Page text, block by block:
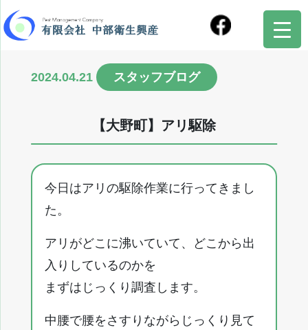
2024.04.21 スタッフブログ
【大野町】アリ駆除
今日はアリの駆除作業に行ってきまし
た。
アリがどこに沸いていて、どこから出
入りしているのかを
まずはじっくり調査します。
中腰で腰をさすりながらじっくり見て